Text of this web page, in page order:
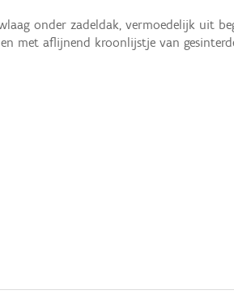
onder zadeldak, vermoedelijk uit
met aflijnend kroonlijstje van